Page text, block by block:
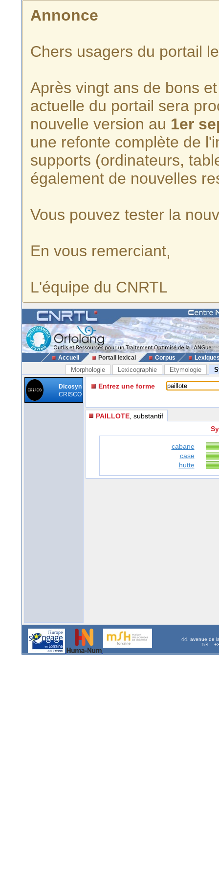
Annonce
Chers usagers du portail
Après vingt ans de bons
actuelle du portail sera
nouvelle version au 1er
une refonte complète de
supports (ordinateurs,
également de nouvelles
Vous pouvez tester la
En vous remerciant,
L'équipe du CNRTL
Accueil Portail lexical Corpus
Morphologie Lexicographie Etymologie
Dicosyn
CRISCO
Entrez une forme
PAILLOTE , substantif
cabane
case
hutte
44, avenue de
Tél. :